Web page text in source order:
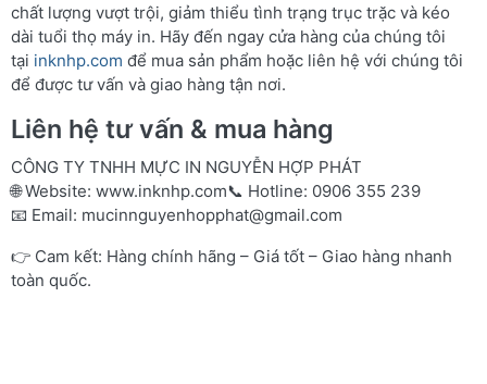
chất lượng vượt trội, giảm thiểu tình trạng trục trặc và kéo
dài tuổi thọ máy in. Hãy đến ngay cửa hàng của chúng tôi
tại inknhp.com để mua sản phẩm hoặc liên hệ với chúng tôi
để được tư vấn và giao hàng tận nơi.
Liên hệ tư vấn & mua hàng
CÔNG TY TNHH MỰC IN NGUYỄN HỢP PHÁT
🌐 Website: www.inknhp.com📞 Hotline: 0906 355 239
📧 Email: mucinnguyenhopphat@gmail.com
👉 Cam kết: Hàng chính hãng – Giá tốt – Giao hàng nhanh
toàn quốc.